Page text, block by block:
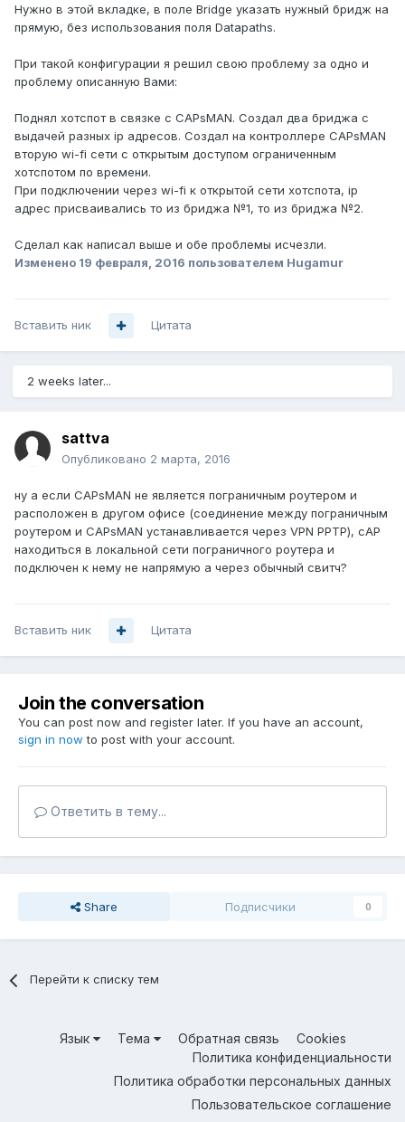
Нужно в этой вкладке, в поле Bridge указать нужный бридж на
прямую, без использования поля Datapaths.
При такой конфигурации я решил свою проблему за одно и
проблему описанную Вами:
Поднял хотспот в связке с CAPsMAN. Создал два бриджа с
выдачей разных ip адресов. Создал на контроллере CAPsMAN
вторую wi-fi сети с открытым доступом ограниченным
хотспотом по времени.
При подключении через wi-fi к открытой сети хотспота, ip
адрес присваивались то из бриджа №1, то из бриджа №2.
Сделал как написал выше и обе проблемы исчезли.
Изменено 19 февраля, 2016 пользователем Hugamur
Вставить ник Цитата
2 weeks later...
sattva
Опубликовано 2 марта, 2016
ну а если CAPsMAN не является пограничным роутером и
расположен в другом офисе (соединение между пограничным
роутером и CAPsMAN устанавливается через VPN PPTP), cAP
находиться в локальной сети пограничного роутера и
подключен к нему не напрямую а через обычный свитч?
Вставить ник Цитата
Join the conversation
You can post now and register later. If you have an account,
sign in now to post with your account.
Ответить в тему...
Share Подписчики 0
Перейти к списку тем
Язык Тема Обратная связь
Cookies
Политика конфиденциальности
Политика обработки персональных данных
Пользовательское соглашение